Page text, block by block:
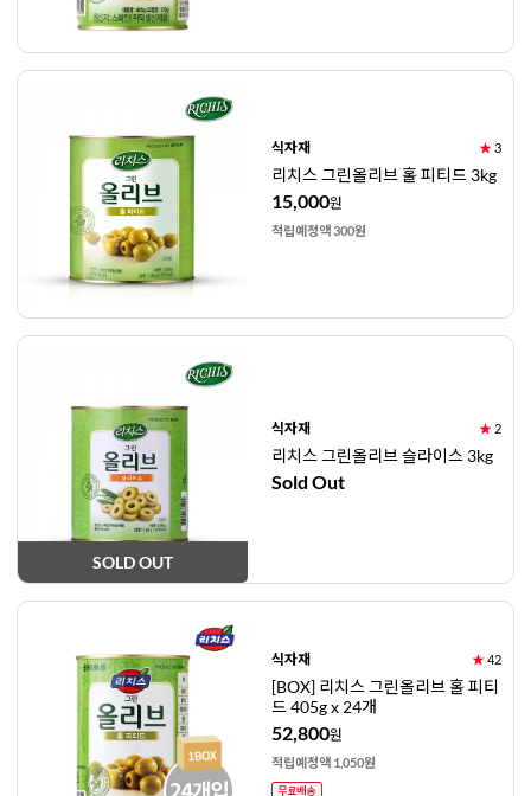
식자재 ★3
리치스 그린올리브 홀 피티드 3kg
15,000원
적립예정액 300원
SOLD OUT
식자재 ★ 2
리치스 그린올리브 슬라이스 3kg
Sold Out
식자재 ★42
[BOX] 리치스 그린올리브 홀 피티
드 405g x 24개
52,800원
적립예정액 1,050원